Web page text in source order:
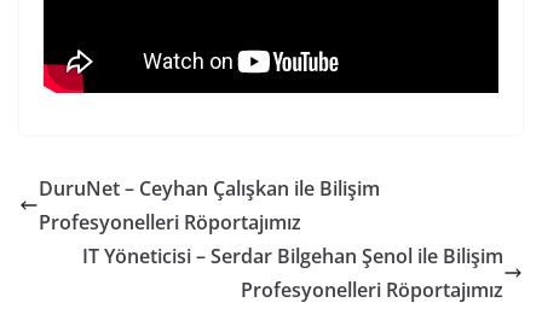
DuruNet – Ceyhan Çalışkan ile Bilişim
Profesyonelleri Röportajımız
IT Yöneticisi – Serdar Bilgehan Şenol ile Bilişim
Profesyonelleri Röportajımız